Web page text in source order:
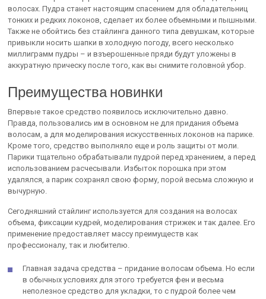
волосах. Пудра станет настоящим спасением для обладательниц
тонких и редких локонов, сделает их более объемными и пышными.
Также не обойтись без стайлинга данного типа девушкам, которые
привыкли носить шапки в холодную погоду, всего несколько
миллиграмм пудры – и взъерошенные пряди будут уложены в
аккуратную прическу после того, как вы снимите головной убор.
Преимущества новинки
Впервые такое средство появилось исключительно давно.
Правда, пользовались им в основном не для придания объема
волосам, а для моделирования искусственных локонов на парике.
Кроме того, средство выполняло еще и роль защиты от моли.
Парики тщательно обрабатывали пудрой перед хранением, а перед
использованием расчесывали. Избыток порошка при этом
удалялся, а парик сохранял свою форму, порой весьма сложную и
вычурную.
Сегодняшний стайлинг используется для создания на волосах
объема, фиксации кудрей, моделирования стрижек и так далее. Его
применение предоставляет массу преимуществ как
профессионалу, так и любителю.
Главная задача средства – придание волосам объема. Но если
в обычных условиях для этого требуется фен и весьма
неполезное средство для укладки, то с пудрой более чем